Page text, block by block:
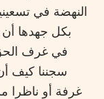
النهضة في
بكل جهدها أن
في غرف الحق
سجننا كيف
غرفة أو ناظرا